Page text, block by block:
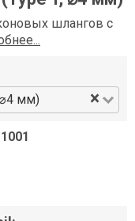
шлангов с
⌀4 мм)
×